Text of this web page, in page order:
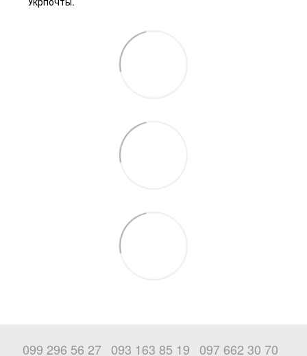
099 296 56 27 093 163 85 19 097 662 30 70